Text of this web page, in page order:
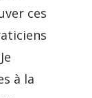
ces
à la